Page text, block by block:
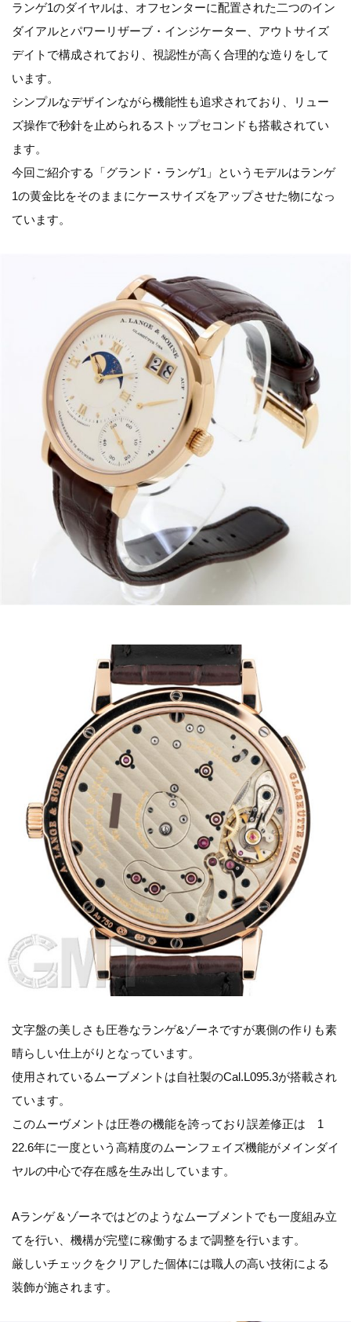
ランゲ1のダイヤルは、オフセンターに配置された二つのイン
ダイアルとパワーリザーブ・インジケーター、アウトサイズ
デイトで構成されており、視認性が高く合理的な造りをして
います。
シンプルなデザインながら機能性も追求されており、リュー
ズ操作で秒針を止められるストップセコンドも搭載されてい
ます。
今回ご紹介する「グランド・ランゲ1」というモデルはランゲ
1の黄金比をそのままにケースサイズをアップさせた物になっ
ています。
文字盤の美しさも圧巻なランゲ&ゾーネですが裏側の作りも素
晴らしい仕上がりとなっています。
使用されているムーブメントは自社製のCal.L095.3が搭載され
ています。
このムーヴメントは圧巻の機能を誇っており誤差修正は 1
22.6年に一度という高精度のムーンフェイズ機能がメインダイ
ヤルの中心で存在感を生み出しています。
Aランゲ＆ゾーネではどのようなムーブメントでも一度組み立
てを行い、機構が完璧に稼働するまで調整を行います。
厳しいチェックをクリアした個体には職人の高い技術による
装飾が施されます。